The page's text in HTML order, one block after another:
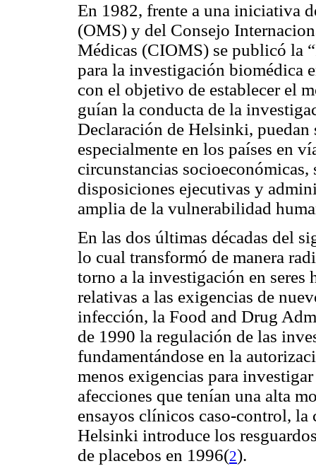
En 1982, frente a una iniciativa
(OMS) y del Consejo
Médicas (CIOMS) se publicó la
para la investigación biomédica
con el objetivo de establecer el
guían la conducta de la
Declaración de Helsinki, puedan
especialmente en los países en
circunstancias
disposiciones ejecutivas y
amplia de la vulnerabilidad
En las dos últimas décadas del
lo cual transformó de manera
torno a la investigación en seres
relativas a las exigencias de
infección, la Food and Drug
de 1990 la regulación de las
fundamentándose en la
menos exigencias para
afecciones que tenían una alta
ensayos clínicos caso-control,
Helsinki introduce los
de placebos en 1996(2).